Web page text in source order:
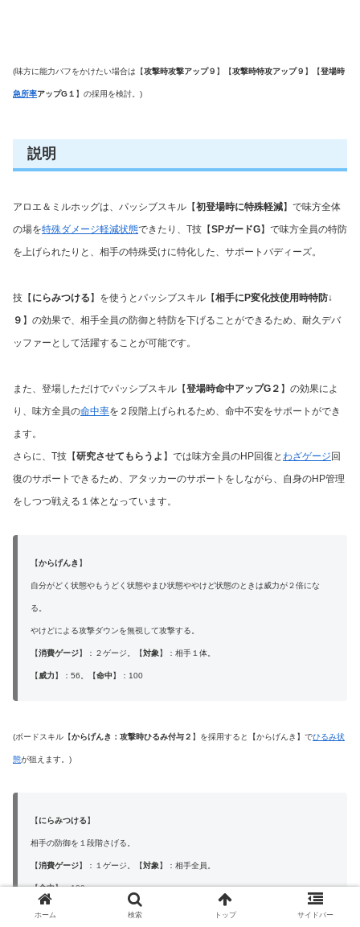
(味方に能力バフをかけたい場合は【攻撃時攻撃アップ９ 】【攻撃時特攻アップ９ 】【登場時
急所率アップG１ 】の採用を検討。)
説明
アロエ＆ミルホッグは、パッシブスキル【初登場時に特殊軽減】で味方全体
の場を特殊ダメージ軽減状態できたり、T技【SPガードG】で味方全員の特防
を上げられたりと、相手の特殊受けに特化した、サポートバディーズ。
技【 にらみつける 】を使うとパッシブスキル【相手にP変化技使用時特防↓
９ 】の効果で、相手全員の防御と特防を下げることができるため、耐久デバ
ッファーとして活躍することが可能です。
また、登場しただけでパッシブスキル【登場時命中アップG２ 】の効果によ
り、味方全員の命中率を２段階上げられるため、命中不安をサポートができ
ます。
さらに、T技【研究させてもらうよ 】では味方全員のHP回復と わざゲージ回
復のサポートできるため、アタッカーのサポートをしながら、自身のHP管理
をしつつ戦える１体となっています。
【からげんき】
自分がどく状態やもうどく状態やまひ状態ややけど状態のときは威力が２倍にな
る。
やけどによる攻撃ダウンを無視して攻撃する。
【消費ゲージ】：２ゲージ。【対象】：相手１体。
【威力】：56。【命中】：100
(ボードスキル【からげんき：攻撃時ひるみ付与２ 】を採用すると【からげんき】でひるみ状
態が狙えます。)
【にらみつける】
相手の防御を１段階さげる。
【消費ゲージ】：１ゲージ。【対象】：相手全員。
【命中】：100
ホーム 検索 トップ サイドバー